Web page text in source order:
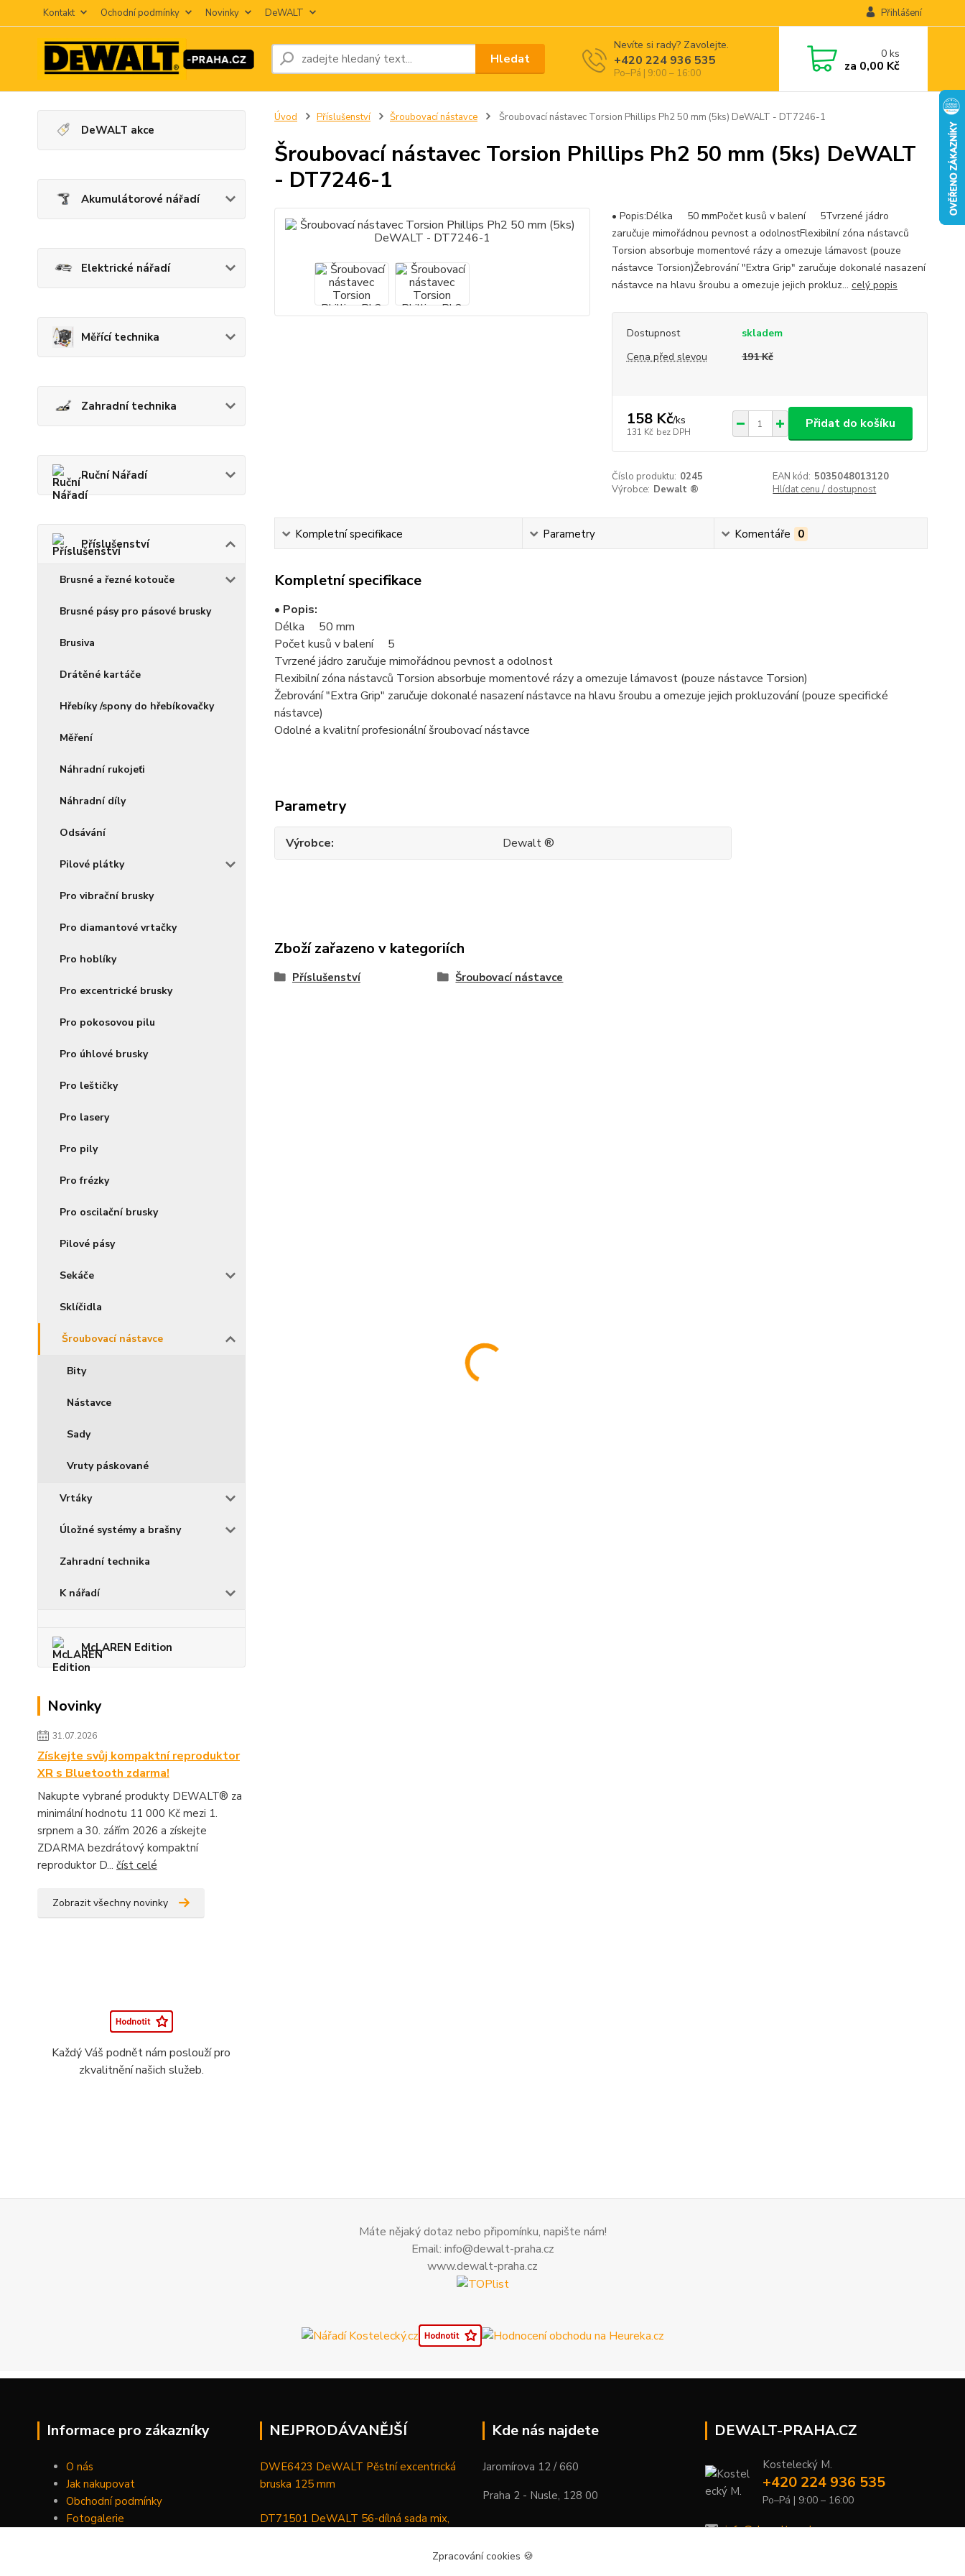
Kontakt Ochodní podmínky Novinky DeWALT Přihlášení
Hledat
Nevíte si rady? Zavolejte.
+420 224 936 535
Po–Pá | 9:00 – 16:00
0ks
za 0,00 Kč
DeWALT akce
Akumulátorové nářadí
Elektrické nářadí
Měřící technika
Zahradní technika
Ruční Nářadí
Příslušenství
Brusné a řezné kotouče
Brusné pásy pro pásové brusky
Brusiva
Drátěné kartáče
Hřebíky /spony do hřebíkovačky
Měření
Náhradní rukojeťi
Náhradní díly
Odsávání
Pilové plátky
Pro vibrační brusky
Pro diamantové vrtačky
Pro hoblíky
Pro excentrické brusky
Pro pokosovou pilu
Pro úhlové brusky
Pro leštičky
Pro lasery
Pro pily
Pro frézky
Pro oscilační brusky
Pilové pásy
Sekáče
Sklíčidla
Šroubovací nástavce
Bity
Nástavce
Sady
Vruty páskované
Vrtáky
Úložné systémy a brašny
Zahradní technika
K nářadí
McLAREN Edition
Novinky
31.07.2026
Získejte svůj kompaktní reproduktor
XR s Bluetooth zdarma!
Nakupte vybrané produkty DEWALT® za
minimální hodnotu 11 000 Kč mezi 1.
srpnem a 30. zářím 2026 a získejte
ZDARMA bezdrátový kompaktní
reproduktor D... číst celé
Zobrazit všechny novinky
Každý Váš podnět nám poslouží pro
zkvalitnění našich služeb.
Úvod Příslušenství Šroubovací nástavce Šroubovací nástavec Torsion Phillips Ph2 50 mm (5ks) DeWALT - DT7246-1
Šroubovací nástavec Torsion Phillips Ph2 50 mm (5ks) DeWALT
- DT7246-1
• Popis:Délka 50 mmPočet kusů v balení 5Tvrzené jádro
zaručuje mimořádnou pevnost a odolnostFlexibilní zóna nástavců
Torsion absorbuje momentové rázy a omezuje lámavost (pouze
nástavce Torsion)Žebrování "Extra Grip" zaručuje dokonalé nasazení
nástavce na hlavu šroubu a omezuje jejich prokluz... celý popis
Dostupnost
skladem
Cena před slevou
191 Kč
158 Kč/ks
131 Kč bez DPH
Přidat do košíku
Číslo produktu: 0245 EAN kód: 5035048013120
Výrobce: Dewalt ® Hlídat cenu / dostupnost
Kompletní specifikace Parametry Komentáře 0
Kompletní specifikace
• Popis:
Délka 50 mm
Počet kusů v balení 5
Tvrzené jádro zaručuje mimořádnou pevnost a odolnost
Flexibilní zóna nástavců Torsion absorbuje momentové rázy a omezuje lámavost (pouze nástavce Torsion)
Žebrování "Extra Grip" zaručuje dokonalé nasazení nástavce na hlavu šroubu a omezuje jejich prokluzování (pouze specifické
nástavce)
Odolné a kvalitní profesionální šroubovací nástavce
Parametry
Výrobce Dewalt ®
Zboží zařazeno v kategoriích
Příslušenství Šroubovací nástavce
Máte nějaký dotaz nebo připomínku, napište nám!
Email: info@dewalt-praha.cz
www.dewalt-praha.cz
Informace pro zákazníky
O nás
Jak nakupovat
Obchodní podmínky
Fotogalerie
NEJPRODÁVANĚJŠÍ
DWE6423 DeWALT Pěstní excentrická
bruska 125 mm
DT71501 DeWALT 56-dílná sada mix,
Kde nás najdete
Jaromírova 12 / 660
Praha 2 - Nusle, 128 00
DEWALT-PRAHA.CZ
Kostelecký M.
+420 224 936 535
Po–Pá | 9:00 – 16:00
info@dewalt-praha.cz
Zpracování cookies 🍪